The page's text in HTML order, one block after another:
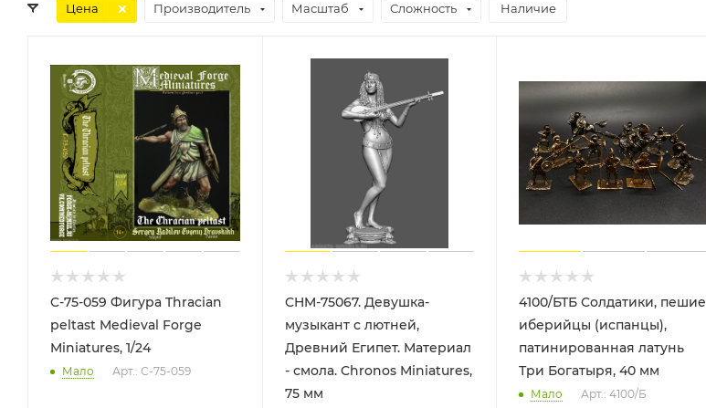
Цена Производитель Масштаб Сложность Наличие
C-75-059 Фигура Thracian
peltast Medieval Forge
Miniatures, 1/24
Мало Арт.: С-75-059
CHM-75067. Девушка-
музыкант с лютней,
Древний Египет. Материал
- смола. Chronos Miniatures,
75 мм
4100/БТБ Солдатики, пешие
иберийцы (испанцы),
патинированная латунь
Три Богатыря, 40 мм
Мало Арт.: 4100/Б